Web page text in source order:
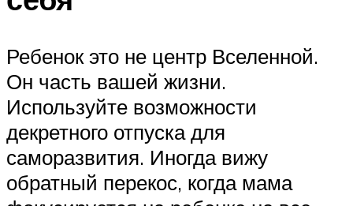
Ребенок это не центр Вселенной.
Он часть вашей жизни.
Используйте возможности
декретного отпуска для
саморазвития. Иногда вижу
обратный перекос, когда мама